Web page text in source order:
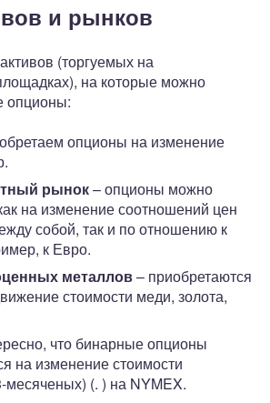
и рынков
(торгуемых на
на которые можно
опционы:
опционы на изменение
рынок– опционы можно
на изменение соотношений цен
собой, так и по отношению к
к Евро.
металлов– приобретаются
стоимости меди, золота,
что бинарные опционы
на изменение стоимости
(. ) на NYMEX.